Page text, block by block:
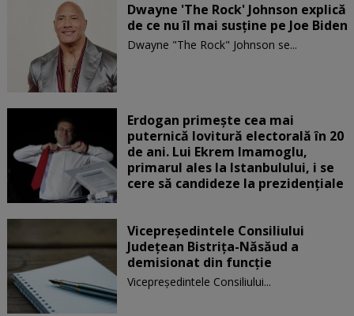
Dwayne 'The Rock' Johnson explică
de ce nu îl mai susține pe Joe Biden
Dwayne "The Rock" Johnson se...
Erdogan primește cea mai
puternică lovitură electorală în 20
de ani. Lui Ekrem Imamoglu,
primarul ales la Istanbulului, i se
cere să candideze la prezidențiale
Vicepreşedintele Consiliului
Judeţean Bistriţa-Năsăud a
demisionat din funcție
Vicepreşedintele Consiliului...